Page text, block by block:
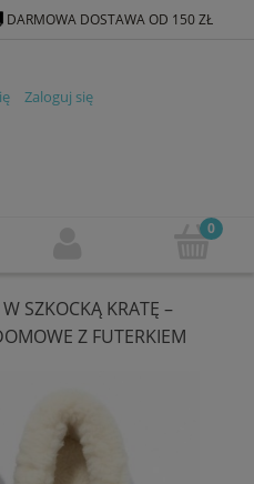
Zaloguj się
DARMOWA DOSTAWA OD 150 ZŁ
SZKOCKĄ KRATĘ –
Z FUTERKIEM